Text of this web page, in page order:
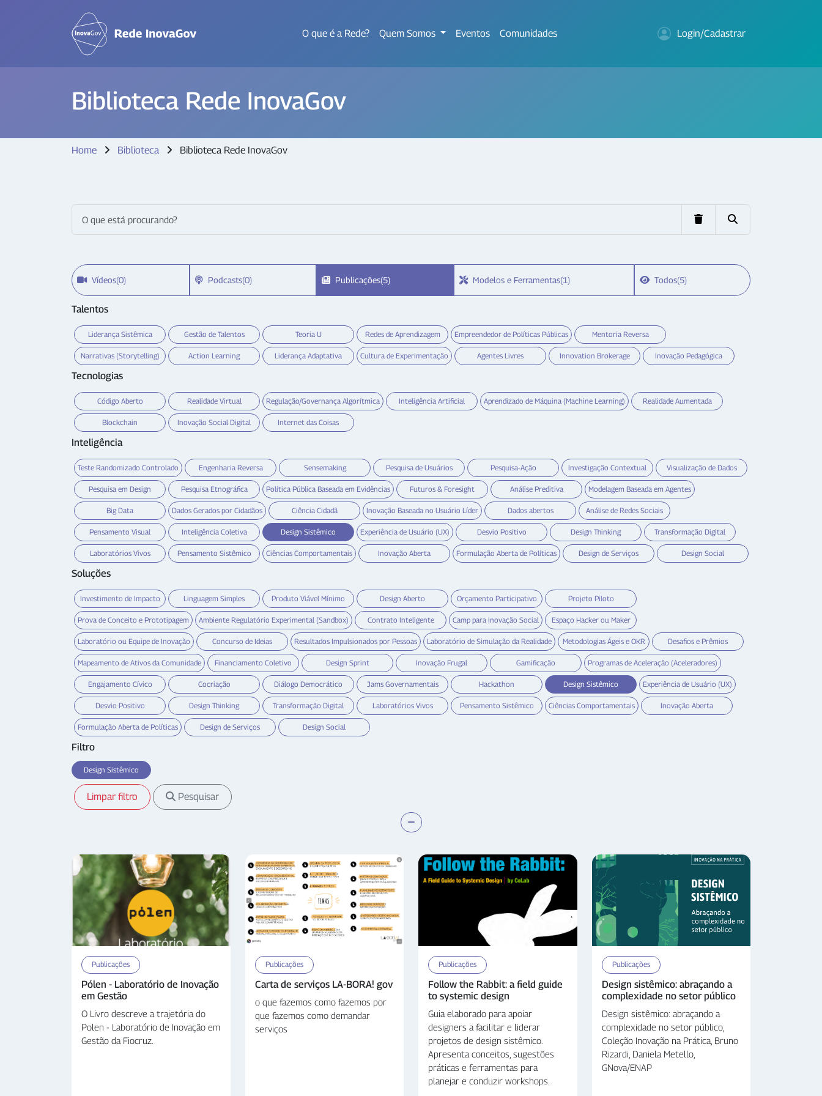
O que é a Rede? Quem Somos Eventos Comunidades Login/Cadastrar
Biblioteca Rede InovaGov
Home Biblioteca Biblioteca Rede InovaGov
Vídeos(0) Podcasts(0) Publicações(5) Modelos e Ferramentas(1) Todos(5)
Talentos
Liderança Sistêmica Gestão de Talentos Teoria U Redes de Aprendizagem Empreendedor de Políticas Públicas Mentoria Reversa
Narrativas (Storytelling) Action Learning Liderança Adaptativa Cultura de Experimentação Agentes Livres Innovation Brokerage Inovação Pedagógica
Tecnologias
Código Aberto Realidade Virtual Regulação/Governança Algorítmica Inteligência Artificial Aprendizado de Máquina (Machine Learning) Realidade Aumentada
Blockchain Inovação Social Digital Internet das Coisas
Inteligência
Teste Randomizado Controlado Engenharia Reversa Sensemaking Pesquisa de Usuários Pesquisa-Ação Investigação Contextual Visualização de Dados
Pesquisa em Design Pesquisa Etnográfica Política Pública Baseada em Evidências Futuros & Foresight Análise Preditiva Modelagem Baseada em Agentes
Big Data Dados Gerados por Cidadãos Ciência Cidadã Inovação Baseada no Usuário Líder Dados abertos Análise de Redes Sociais
Pensamento Visual Inteligência Coletiva Design Sistêmico Experiência de Usuário (UX) Desvio Positivo Design Thinking Transformação Digital
Laboratórios Vivos Pensamento Sistêmico Ciências Comportamentais Inovação Aberta Formulação Aberta de Políticas Design de Serviços Design Social
Soluções
Investimento de Impacto Linguagem Simples Produto Viável Mínimo Design Aberto Orçamento Participativo Projeto Piloto
Prova de Conceito e Prototipagem Ambiente Regulatório Experimental (Sandbox) Contrato Inteligente Camp para Inovação Social Espaço Hacker ou Maker
Laboratório ou Equipe de Inovação Concurso de Ideias Resultados Impulsionados por Pessoas Laboratório de Simulação da Realidade Metodologias Ágeis e OKR Desafios e Prêmios
Mapeamento de Ativos da Comunidade Financiamento Coletivo Design Sprint Inovação Frugal Gamificação Programas de Aceleração (Aceleradores)
Engajamento Cívico Cocriação Diálogo Democrático Jams Governamentais Hackathon Design Sistêmico Experiência de Usuário (UX)
Desvio Positivo Design Thinking Transformação Digital Laboratórios Vivos Pensamento Sistêmico Ciências Comportamentais Inovação Aberta
Formulação Aberta de Políticas Design de Serviços Design Social
Filtro
Design Sistêmico
Limpar filtro Pesquisar
Publicações
Pólen - Laboratório de Inovação
em Gestão
O Livro descreve a trajetória do
Polen - Laboratório de Inovação em
Gestão da Fiocruz.
Publicações
Carta de serviços LA-BORA! gov
o que fazemos como fazemos por
que fazemos como demandar
serviços
Publicações
Follow the Rabbit: a field guide
to systemic design
Guia elaborado para apoiar
designers a facilitar e liderar
projetos de design sistêmico.
Apresenta conceitos, sugestões
práticas e ferramentas para
planejar e conduzir workshops.
Publicações
Design sistêmico: abraçando a
complexidade no setor público
Design sistêmico: abraçando a
complexidade no setor público,
Coleção Inovação na Prática, Bruno
Rizardi, Daniela Metello,
GNova/ENAP